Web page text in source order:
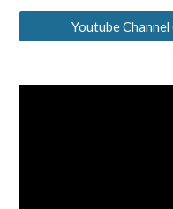
Youtube